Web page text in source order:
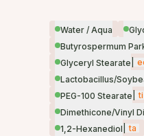
Water / Aqua
Butyrospermum
Glyceryl Stearate
Lactobacillus/
PEG-100 Stearate
ti
Dimethicone/Vinyl
1,2-Hexanediol
ta